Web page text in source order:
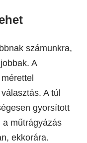
számunkra,
A
A túl
gyorsított
a műtrágyázás
ekkorára.